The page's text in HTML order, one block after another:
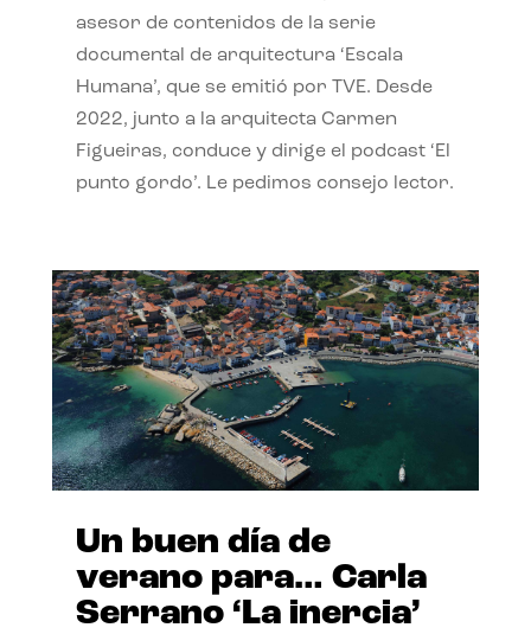
asesor de contenidos de la serie
documental de arquitectura ‘Escala
Humana’, que se emitió por TVE. Desde
2022, junto a la arquitecta Carmen
Figueiras, conduce y dirige el podcast ‘El
punto gordo’. Le pedimos consejo lector.
Un buen día de
verano para… Carla
Serrano ‘La inercia’